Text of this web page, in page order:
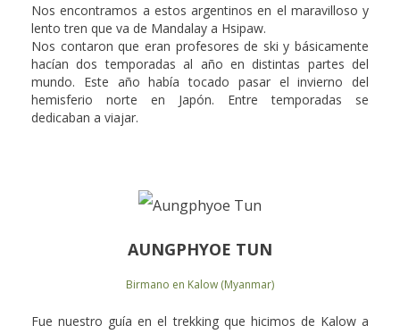
Nos encontramos a estos argentinos en el maravilloso y
lento tren que va de Mandalay a Hsipaw.
Nos contaron que eran profesores de ski y básicamente
hacían dos temporadas al año en distintas partes del
mundo. Este año había tocado pasar el invierno del
hemisferio norte en Japón. Entre temporadas se
dedicaban a viajar.
AUNGPHYOE TUN
Birmano en Kalow (Myanmar)
Fue nuestro guía en el trekking que hicimos de Kalow a